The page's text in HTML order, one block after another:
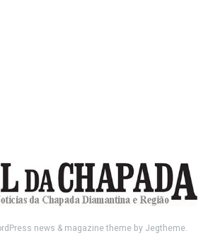
news & magazine theme by Jegtheme.